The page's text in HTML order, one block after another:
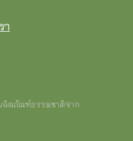
า
ลิตภัณฑ์ธรรมชาติจาก